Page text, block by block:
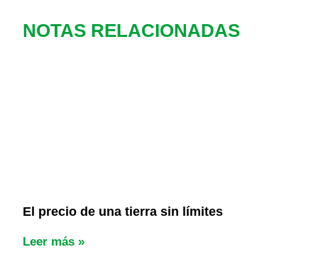
NOTAS RELACIONADAS
El precio de una tierra sin límites
Leer más »